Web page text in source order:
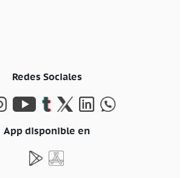
Redes Sociales
App disponible en